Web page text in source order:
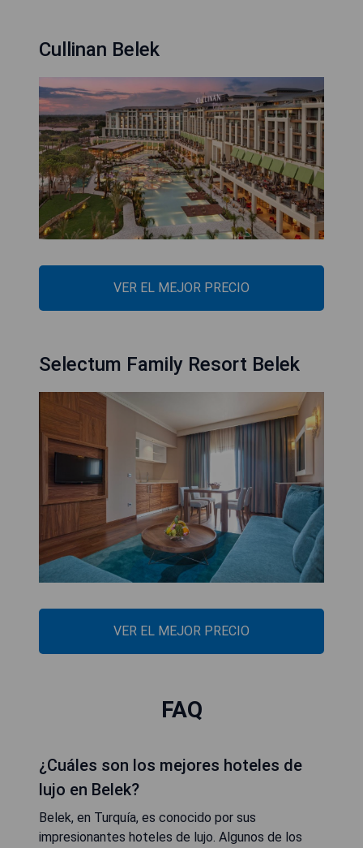
Cullinan Belek
VER EL MEJOR PRECIO
Selectum Family Resort Belek
VER EL MEJOR PRECIO
FAQ
¿Cuáles son los mejores hoteles de
lujo en Belek?
Belek, en Turquía, es conocido por sus
impresionantes hoteles de lujo. Algunos de los